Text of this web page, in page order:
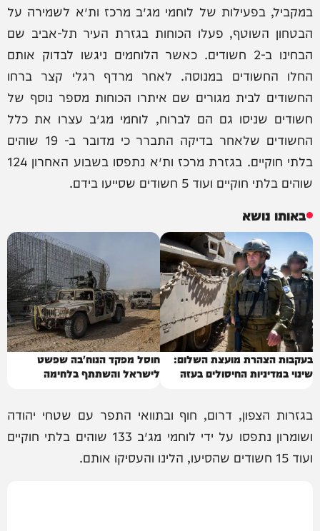
במקביל, בפעילות של לוחמי מג״ב מרכז ות״א לשמירה על
הבטחון השוטף, פעלו הכוחות בגזרת העיר תל-אביב שם
הבחינו ב-2 חשודים. כאשר הלוחמים ניגשו לבדוק אותם
החלו החשודים במנוסה. לאחר מרדף רגלי קצר ברחו
החשודים לבית מגורים שם איתרו הכוחות מספר נוסף של
חשודים שניסו גם הם לברוח, לוחמי מג״ב עצרו את כלל
החשודים שלאחר בדיקה התברר כי מדובר ב- 19 שוהים
בלתי חוקיים. בגזרת מרכז ות״א נתפסו בשבוע האחרון 124
שוהים בלתי חוקיים ועוד 5 חשודים שסייעו בידם.
באותו נושא
בעקבות הצהרת מועצת השלום:
שינוי במדיניות החיסולים בעזה
חוסל מפקד הנוח'בה שפשט
לישראל והשתתף בלחימה
בגזרות הצפון, דרום, חוף ובתוואי התפר עם שטחי יהודה
ושומרון נתפסו על ידי לוחמי מג״ב 133 שוהים בלתי חוקיים
ועוד 15 חשודים שהסיעו, הלינו והעסיקו אותם.